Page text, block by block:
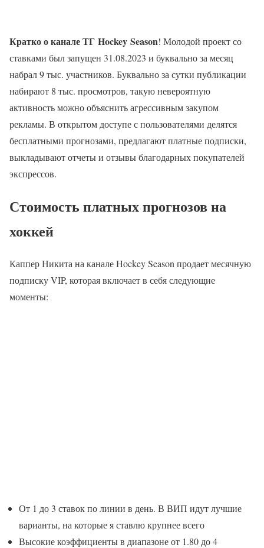
Кратко о канале ТГ Hockey Season! Молодой проект со
ставками был запущен 31.08.2023 и буквально за месяц
набрал 9 тыс. участников. Буквально за сутки публикации
набирают 8 тыс. просмотров, такую невероятную
активность можно объяснить агрессивным закупом
рекламы. В открытом доступе с пользователями делятся
бесплатными прогнозами, предлагают платные подписки,
выкладывают отчеты и отзывы благодарных покупателей
экспрессов.
Стоимость платных прогнозов на
хоккей
Каппер Никита на канале Hockey Season продает месячную
подписку VIP, которая включает в себя следующие
моменты:
От 1 до 3 ставок по линии в день. В ВИП идут лучшие
варианты, на которые я ставлю крупнее всего
Высокие коэффициенты в диапазоне от 1.80 до 4